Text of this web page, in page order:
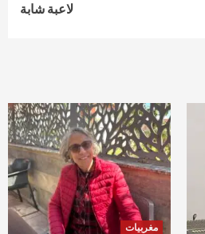
لاعبة شابة
مغربيات